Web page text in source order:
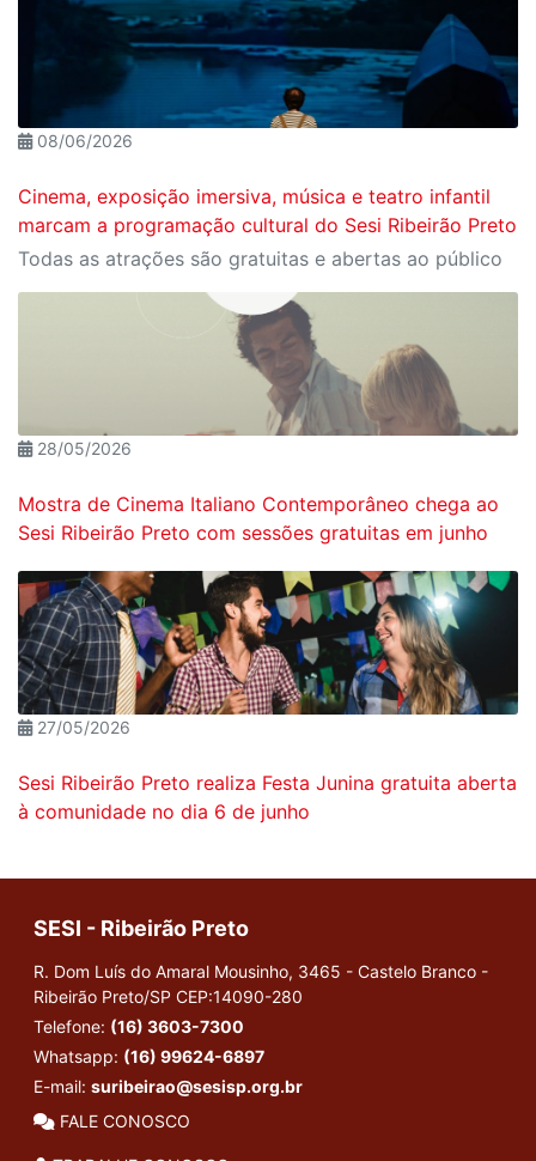
08/06/2026
Cinema, exposição imersiva, música e teatro infantil
marcam a programação cultural do Sesi Ribeirão Preto
Todas as atrações são gratuitas e abertas ao público
28/05/2026
Mostra de Cinema Italiano Contemporâneo chega ao
Sesi Ribeirão Preto com sessões gratuitas em junho
27/05/2026
Sesi Ribeirão Preto realiza Festa Junina gratuita aberta
à comunidade no dia 6 de junho
SESI - Ribeirão Preto
R. Dom Luís do Amaral Mousinho, 3465 - Castelo Branco -
Ribeirão Preto/SP CEP:14090-280
Telefone: (16) 3603-7300
Whatsapp: (16) 99624-6897
E-mail: suribeirao@sesisp.org.br
FALE CONOSCO